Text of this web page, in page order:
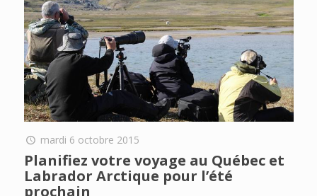
mardi 6 octobre 2015
Planifiez votre voyage au Québec et
Labrador Arctique pour l’été
prochain